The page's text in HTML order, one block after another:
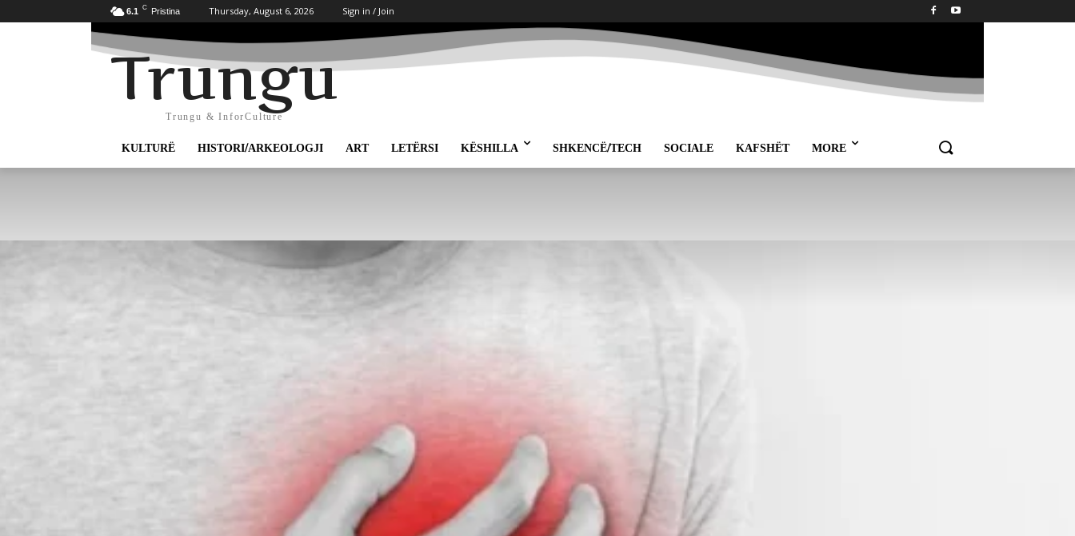
6.1 C Pristina Thursday, August 6, 2026 Sign in / Join
Trungu
Trungu & InforCulture
KULTURË HISTORI/ARKEOLOGJI ART LETËRSI KËSHILLA SHKENCË/TECH SOCIALE KAFSHËT MORE